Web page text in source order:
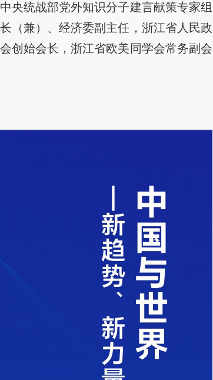
央统战部党外知识分子建言献策专家组
（兼）、经济委副主任，浙江省人民政
创始会长，浙江省欧美同学会常务副会